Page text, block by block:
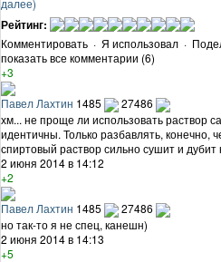
далее)
Рейтинг:
Комментировать · Я использовал ·
показать все комментарии (6)
+3
Павел Лахтин 1485
27486
хм... не проще ли использовать раствор
идентичны. Только разбавлять, конечно,
спиртовый раствор сильно сушит и дубит
2 июня 2014 в 14:12
+2
Павел Лахтин 1485
27486
но так-то я не спец, канешн)
2 июня 2014 в 14:13
+5